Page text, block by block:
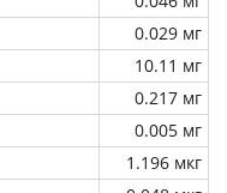
0.029 мг
10.11 мг
0.217 мг
0.005 мг
1.196 мкг